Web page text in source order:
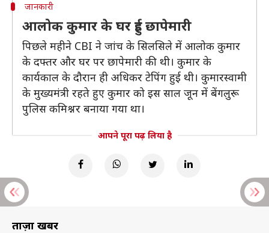
जानकारी
आलोक कुमार के घर हुई छापेमारी
पिछले महीने CBI ने जांच के सिलसिले में आलोक कुमार
के दफ्तर और घर पर छापेमारी की थी। कुमार के
कार्यकाल के दौरान ही अधिकर टेपिंग हुई थी। कुमारस्वामी
के मुख्यमंत्री रहते हुए कुमार को इस साल जून में बेंगलुरू
पुलिस कमिश्नर बनाया गया था।
आपने पूरा पढ़ लिया है
ताज़ा खबरें